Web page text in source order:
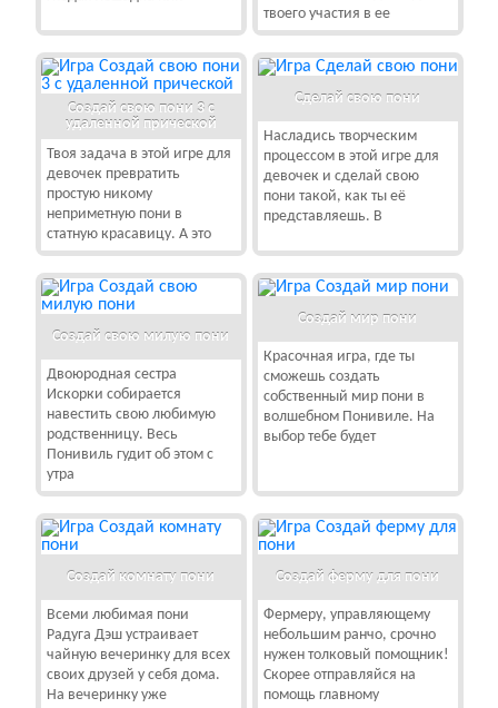
твоего участия в ее
Создай свою пони 3 с
удаленной прической
Твоя задача в этой игре для
девочек превратить
простую никому
неприметную пони в
статную красавицу. А это
Сделай свою пони
Насладись творческим
процессом в этой игре для
девочек и сделай свою
пони такой, как ты её
представляешь. В
Создай свою милую пони
Двоюродная сестра
Искорки собирается
навестить свою любимую
родственницу. Весь
Понивиль гудит об этом с
утра
Создай мир пони
Красочная игра, где ты
сможешь создать
собственный мир пони в
волшебном Понивиле. На
выбор тебе будет
Создай комнату пони
Всеми любимая пони
Радуга Дэш устраивает
чайную вечеринку для всех
своих друзей у себя дома.
На вечеринку уже
Создай ферму для пони
Фермеру, управляющему
небольшим ранчо, срочно
нужен толковый помощник!
Скорее отправляйся на
помощь главному